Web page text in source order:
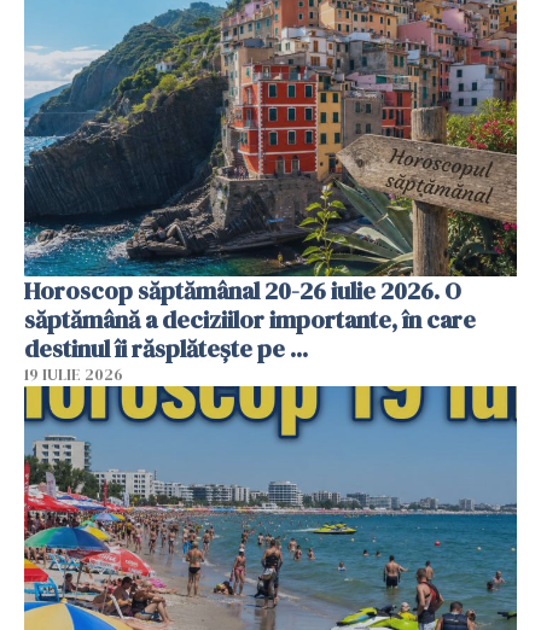
Horoscop săptămânal 20-26 iulie 2026. O
săptămână a deciziilor importante, în care
destinul îi răsplătește pe ...
19 IULIE 2026